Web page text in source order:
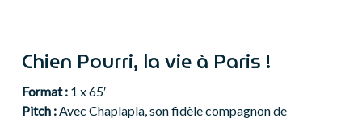
Chien Pourri, la vie à Paris !
Format : 1 x 65′
Pitch : Avec Chaplapla, son fidèle compagnon de